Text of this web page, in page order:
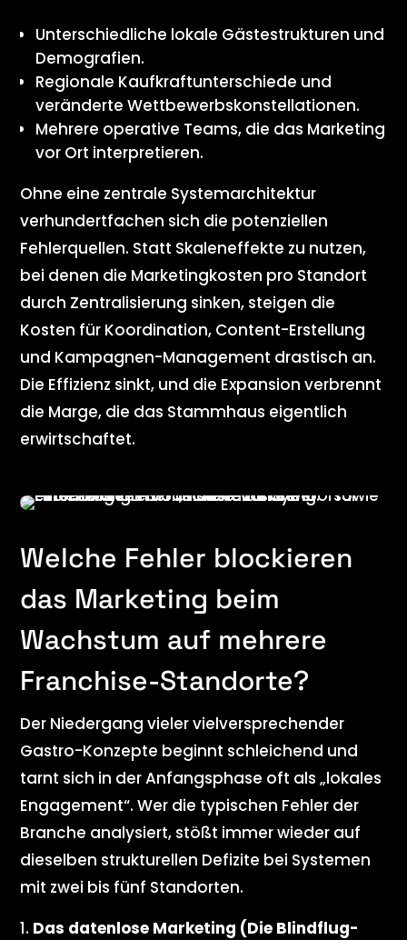
Unterschiedliche lokale Gästestrukturen und
Demografien.
Regionale Kaufkraftunterschiede und
veränderte Wettbewerbskonstellationen.
Mehrere operative Teams, die das Marketing
vor Ort interpretieren.
Ohne eine zentrale Systemarchitektur
verhundertfachen sich die potenziellen
Fehlerquellen. Statt Skaleneffekte zu nutzen,
bei denen die Marketingkosten pro Standort
durch Zentralisierung sinken, steigen die
Kosten für Koordination, Content-Erstellung
und Kampagnen-Management drastisch an.
Die Effizienz sinkt, und die Expansion verbrennt
die Marge, die das Stammhaus eigentlich
erwirtschaftet.
Welche Fehler blockieren
das Marketing beim
Wachstum auf mehrere
Franchise-Standorte?
Der Niedergang vieler vielversprechender
Gastro-Konzepte beginnt schleichend und
tarnt sich in der Anfangsphase oft als „lokales
Engagement“. Wer die typischen Fehler der
Branche analysiert, stößt immer wieder auf
dieselben strukturellen Defizite bei Systemen
mit zwei bis fünf Standorten.
Das datenlose Marketing (Die Blindflug-